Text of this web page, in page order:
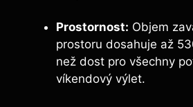
Prostornost: Objem
prostoru dosahuje až
než dost pro všechny
víkendový výlet.